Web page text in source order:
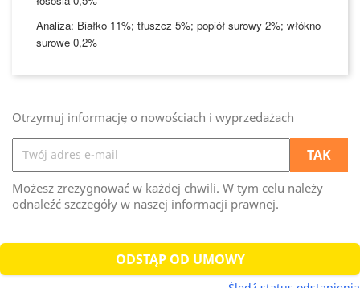
Analiza: Białko 11%; tłuszcz 5%; popiół surowy 2%; włókno
surowe 0,2%
Otrzymuj informację o nowościach i wyprzedażach
Możesz zrezygnować w każdej chwili. W tym celu należy
odnaleźć szczegóły w naszej informacji prawnej.
ODSTĄP OD UMOWY